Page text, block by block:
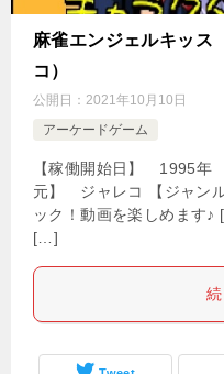
麻雀エンジェルキッス
コ）
公開日： 2021年10月10日
アーケードゲーム
【稼働開始日】 1995年
元】 ジャレコ 【ジャン
ック！動画を楽しめます
[…]